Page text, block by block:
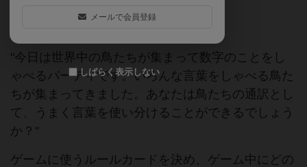
ゲームマーケット2017秋（東京）
"今日は世界中の鳥たちが集まって数字のことをし
ゃべるパーティです。いろんな言葉をしゃべる鳥た
ちが集まってきました。あなたは鳥たちの通訳とし
て、うまく言葉を使い分けることができるでしょう
か？"
ゲームに使うルールカードを決め、ゲーム中にどの
メールで会員登録
しばらく表示しない